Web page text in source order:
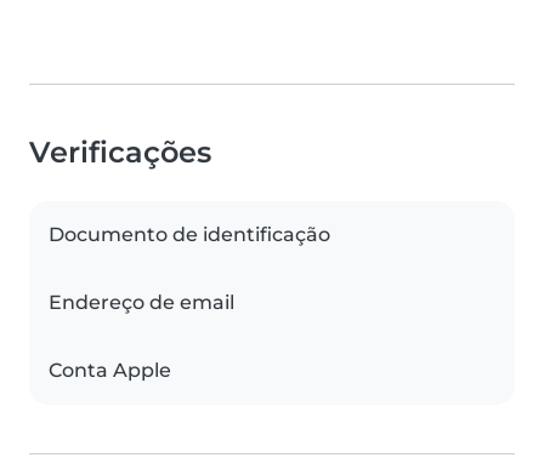
Verificações
Documento de identificação
Endereço de email
Conta Apple